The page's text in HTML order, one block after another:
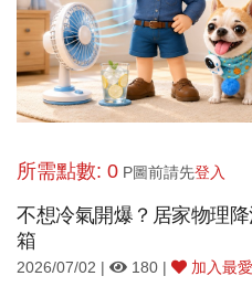
所需點數: 0 P圖前請先登入
不想冷氣開爆？居家物理
箱
2026/07/02 | 180 | 加入最愛